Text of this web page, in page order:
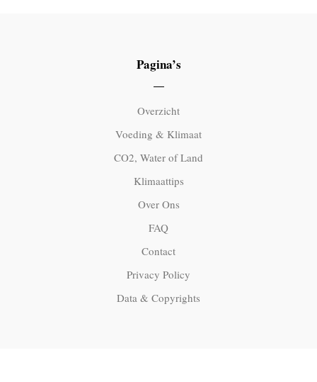
Pagina’s
Overzicht
Voeding & Klimaat
CO2, Water of Land
Klimaattips
Over Ons
FAQ
Contact
Privacy Policy
Data & Copyrights